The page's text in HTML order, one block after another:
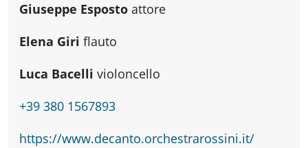
fare
Percorsi
storici
Giuseppe Esposto attore
Elena Giri flauto
Luca Bacelli violoncello
+39 380 1567893
https://www.decanto.orchestrarossini.it/